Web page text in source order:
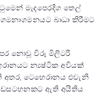
මැදපෙරදිග තෙල්
බාධා කිරීමට
නොවූ විරූ මිලිටරි
න්‍යෂ්ටික අවියක්
ටෙහෙරානය එවැනි
ඇති අයිතිය